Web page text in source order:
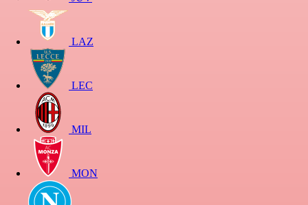
LAZ
LEC
MIL
MON